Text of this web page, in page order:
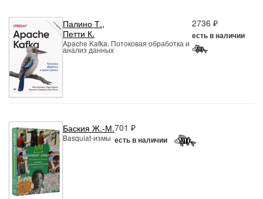
Палино Т.,
Петти К.
Apache Kafka. Потоковая обработка и
анализ данных
2736 ₽
есть в наличии
Баския Ж.-М.
Basquiat-измы
701 ₽
есть в наличии